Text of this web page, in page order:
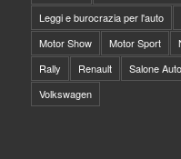
Leggi e burocrazia per l'auto
Motor Show
Motor Sport
Rally
Renault Salone Auto
Volkswagen